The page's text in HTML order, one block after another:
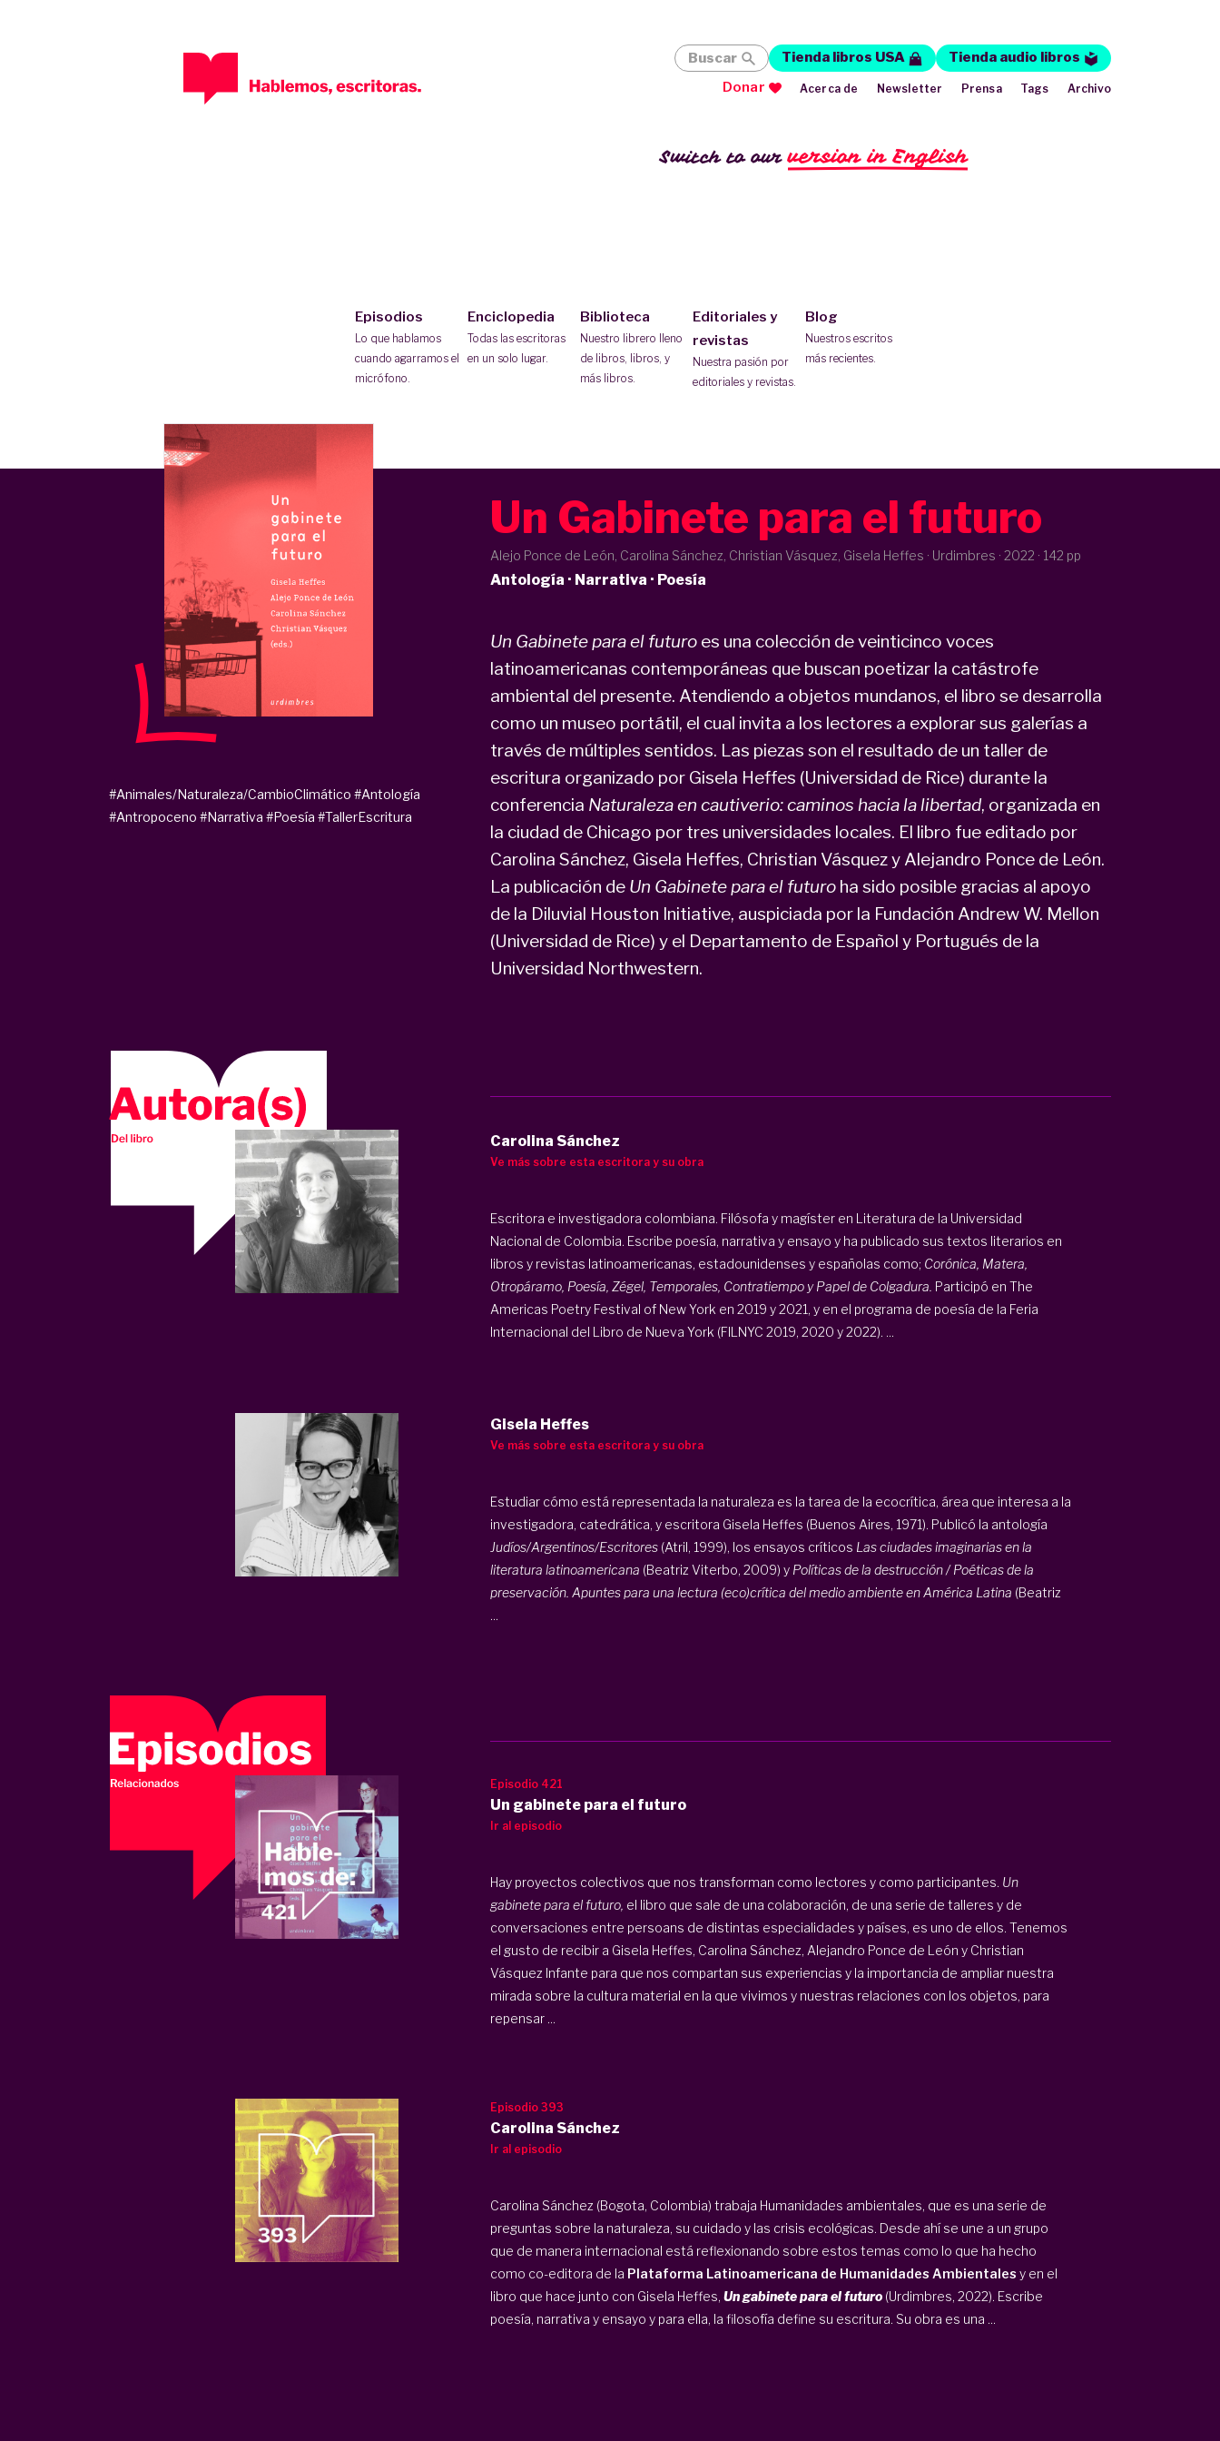
Switch to ourversion in English
Episodios
Lo que hablamos
cuando agarramos el
micrófono.
Enciclopedia
Todas las escritoras
en un solo lugar.
Biblioteca
Nuestro librero lleno
de libros, libros, y
más libros.
Editoriales y
revistas
Nuestra pasión por
editoriales y revistas.
Blog
Nuestros escritos
más recientes.
Buscar Tienda libros USA
Tienda audio libros
Donar
Acerca de Newsletter Prensa Tags Archivo
Un Gabinete para el futuro
Alejo Ponce de León, Carolina Sánchez, Christian Vásquez, Gisela Heffes · Urdimbres · 2022 · 142 pp
Antología · Narrativa · Poesía
Un Gabinete para el futuroes una colección de veinticinco voces
latinoamericanas contemporáneas que buscan poetizar la catástrofe
ambiental del presente. Atendiendo a objetos mundanos, el libro se desarrolla
como un museo portátil, el cual invita a los lectores a explorar sus galerías a
través de múltiples sentidos. Las piezas son el resultado de un taller de
escritura organizado por Gisela Heffes (Universidad de Rice) durante la
conferencia Naturaleza en cautiverio: caminos hacia la libertad, organizada en
la ciudad de Chicago por tres universidades locales. El libro fue editado por
Carolina Sánchez, Gisela Heffes, Christian Vásquez y Alejandro Ponce de León.
La publicación de Un Gabinete para el futuroha sido posible gracias al apoyo
de la Diluvial Houston Initiative, auspiciada por la Fundación Andrew W. Mellon
(Universidad de Rice) y el Departamento de Español y Portugués de la
Universidad Northwestern.
#Animales/Naturaleza/CambioClimático #Antología
#Antropoceno #Narrativa #Poesía #TallerEscritura
Carolina Sánchez
Ve más sobre esta escritora y su obra
Escritora e investigadora colombiana. Filósofa y magíster en Literatura de la Universidad
Nacional de Colombia. Escribe poesía, narrativa y ensayo y ha publicado sus textos literarios en
libros y revistas latinoamericanas, estadounidenses y españolas como; Corónica, Matera,
Otropáramo, Poesía, Zégel, Temporales, Contratiempo y Papel de Colgadura. Participó en The
Americas Poetry Festival of New York en 2019 y 2021, y en el programa de poesía de la Feria
Internacional del Libro de Nueva York (FILNYC 2019, 2020 y 2022). ...
Gisela Heffes
Ve más sobre esta escritora y su obra
Estudiar cómo está representada la naturaleza es la tarea de la ecocrítica, área que interesa a la
investigadora, catedrática, y escritora Gisela Heffes (Buenos Aires, 1971). Publicó la antología
Judíos/Argentinos/Escritores(Atril, 1999), los ensayos críticos Las ciudades imaginarias en la
literatura latinoamericana (Beatriz Viterbo, 2009) y Políticas de la destrucción / Poéticas de la
preservación. Apuntes para una lectura (eco)crítica del medio ambiente en América Latina (Beatriz
...
Episodio 421
Un gabinete para el futuro
Ir al episodio
Hay proyectos colectivos que nos transforman como lectores y como participantes. Un
gabinete para el futuro, el libro que sale de una colaboración, de una serie de talleres y de
conversaciones entre persoans de distintas especialidades y países, es uno de ellos. Tenemos
el gusto de recibir a Gisela Heffes, Carolina Sánchez, Alejandro Ponce de León y Christian
Vásquez Infante para que nos compartan sus experiencias y la importancia de ampliar nuestra
mirada sobre la cultura material en la que vivimos y nuestras relaciones con los objetos, para
repensar ...
Episodio 393
Carolina Sánchez
Ir al episodio
Carolina Sánchez (Bogota, Colombia) trabaja Humanidades ambientales, que es una serie de
preguntas sobre la naturaleza, su cuidado y las crisis ecológicas. Desde ahí se une a un grupo
que de manera internacional está reflexionando sobre estos temas como lo que ha hecho
como co-editora de la Plataforma Latinoamericana de Humanidades Ambientales y en el
libro que hace junto con Gisela Heffes, Un gabinete para el futuro(Urdimbres, 2022). Escribe
poesía, narrativa y ensayo y para ella, la filosofía define su escritura. Su obra es una ...